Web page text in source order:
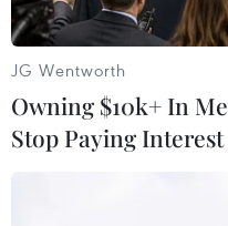
JG Wentworth
Owning $10k+ In
Stop Paying